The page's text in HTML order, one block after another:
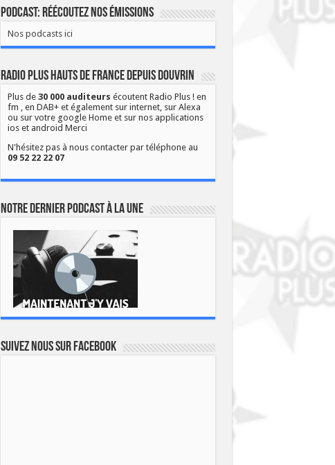
Podcast: Réécoutez nos émissions
Nos podcasts ici
Radio Plus Hauts de France depuis Douvrin
Plus de 30 000 auditeurs écoutent Radio Plus ! en
fm , en DAB+ et également sur internet, sur Alexa
ou sur votre google Home et sur nos applications
ios et android Merci
N'hésitez pas à nous contacter par téléphone au
09 52 22 22 07
Notre dernier podcast à la une
Suivez nous sur Facebook